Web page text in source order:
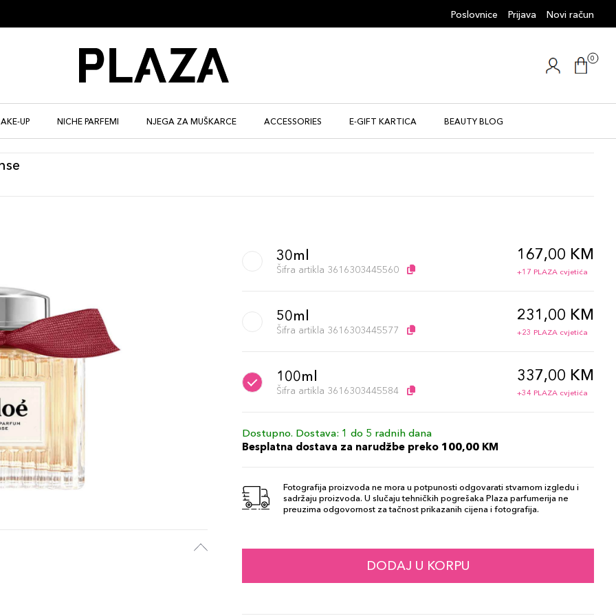
Poslovnice Prijava Novi račun
0
UP NICHE PARFEMI NJEGA ZA MUŠKARCE ACCESSORIES E-GIFT KARTICA BEAUTY BLOG
30ml
Šifra artikla 3616303445560
167,00 KM
+17 PLAZA cvjetića
50ml
Šifra artikla 3616303445577
231,00 KM
+23 PLAZA cvjetića
100ml
Šifra artikla 3616303445584
337,00 KM
+34 PLAZA cvjetića
Dostupno. Dostava: 1 do 5 radnih dana
Besplatna dostava za narudžbe preko 100,00 KM
Fotografija proizvoda ne mora u potpunosti odgovarati stvarnom izgledu i
sadržaju proizvoda. U slučaju tehničkih pogrešaka Plaza parfumerija ne
preuzima odgovornost za tačnost prikazanih cijena i fotografija.
DODAJ U KORPU